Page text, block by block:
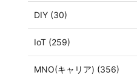
DIY (30)
IoT (259)
MNO(キャリア) (356)